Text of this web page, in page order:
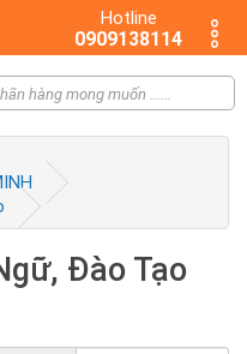
Hotline
0909138114
Đào Tạo